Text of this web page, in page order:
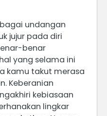
undangan
jujur pada diri
benar
yang selama ini
kamu takut merasa
Keberanian
kebiasaan
lingkar